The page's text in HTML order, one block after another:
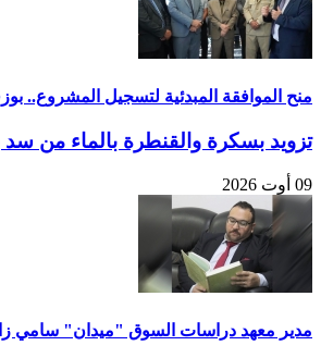
منح الموافقة المبدئية لتسجيل المشروع..
تزويد بسكرة والقنطرة بالماء من
09 أوت 2026
مدير معهد دراسات السوق "ميدان" سامي